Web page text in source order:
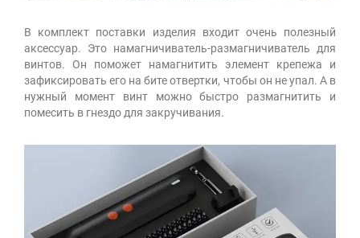
В комплект поставки изделия входит очень полезный
аксессуар. Это намагничиватель-размагничиватель для
винтов. Он поможет намагнитить элемент крепежа и
зафиксировать его на бите отвертки, чтобы он не упал. А в
нужный момент винт можно быстро размагнитить и
помесить в гнездо для закручивания.